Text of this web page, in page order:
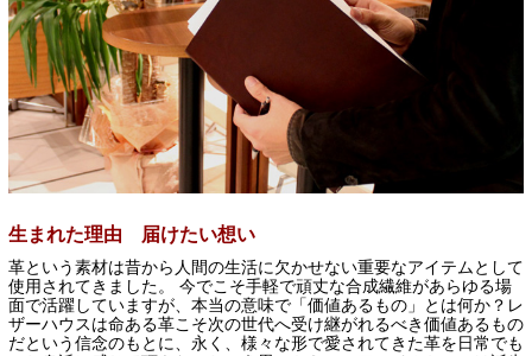
生まれた理由 届けたい想い
革という素材は昔から人間の生活に欠かせない重要なアイテムとして
使用されてきました。 今でこそ手軽で頑丈な合成繊維があらゆる場
面で活躍していますが、本当の意味で「価値あるもの」とは何か？レ
ザーハウスは命ある革こそ次の世代へ受け継がれるべき価値あるもの
だという信念のもとに、永く、様々な形で愛されてきた革を日常でも